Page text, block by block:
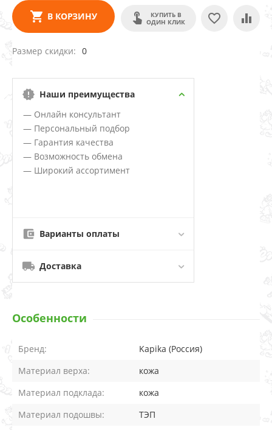
В КОРЗИНУ
КУПИТЬ В
ОДИН КЛИК
Размер скидки 0
Наши преимущества
— Онлайн консультант
— Персональный подбор
— Гарантия качества
— Возможность обмена
— Широкий ассортимент
Варианты оплаты
Доставка
Особенности
Бренд:
Kapika (Россия)
Материал верха:
кожа
Материал подклада:
кожа
Материал подошвы:
ТЭП